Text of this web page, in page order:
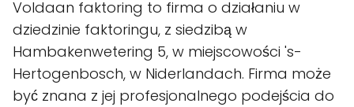
Voldaan faktoring to firma o działaniu w
dziedzinie faktoringu, z siedzibą w
Hambakenwetering 5, w miejscowości 's-
Hertogenbosch, w Niderlandach. Firma może
być znana z jej profesjonalnego podejścia do